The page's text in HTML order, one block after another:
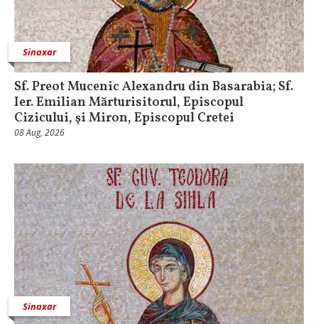
Sinaxar
Sf. Preot Mucenic Alexandru din Basarabia; Sf.
Ier. Emilian Mărturisitorul, Episcopul
Cizicului, şi Miron, Episcopul Cretei
08 Aug, 2026
Sinaxar